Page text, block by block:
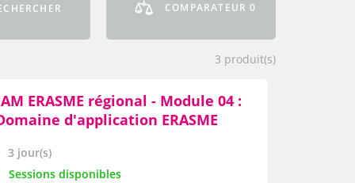
COMPARATEUR0
3 produit(s)
ERASME régional - Module 04 :
d'application ERASME
3 jour(s)
Sessions disponibles